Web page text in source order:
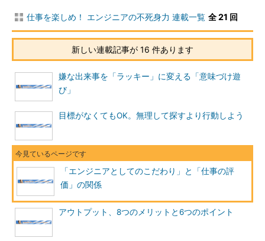
制作をお願いした人は、「わたしに任せてください」といい、
ヒアリングをあまりしなかったそうです。社長が見せてくれたそ
の人の名刺には、「デザイナー」という肩書きが書かれていまし
た。画像編集に関する本を出版されているほどの人だったそうで
致命的なミス
ここまでの話で、あなたはどのように思われたでしょうか。顧
客からの評価を得るためには何が必要だったのでしょうか。
そのデザイナーは、もっとヒアリングし
ていれば、このような評価にはならなか
社長は、もっと詳細に仕様を提示する必
仕事を楽しめ！ エンジニアの不死身力 連載一覧 全 21 回
新しい連載記事が 16 件あります
嫌な出来事を「ラッキー」に変える「意味づけ遊
び」
目標がなくてもOK。無理して探すより行動しよう
「エンジニアとしてのこだわり」と「仕事の評
価」の関係
アウトプット、8つのメリットと6つのポイント